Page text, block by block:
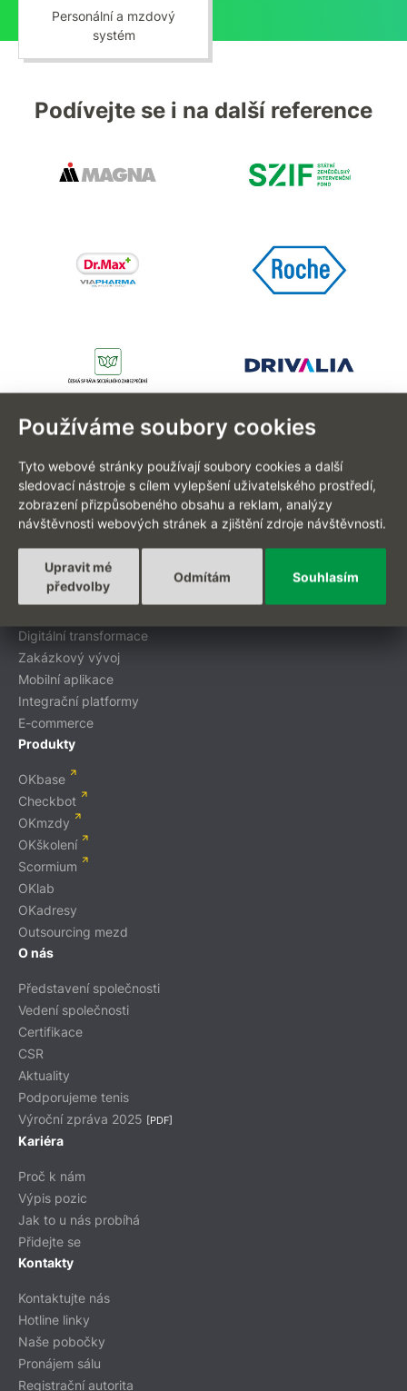
Používáme soubory cookies
Tyto webové stránky používají soubory cookies a další
sledovací nástroje s cílem vylepšení uživatelského prostředí,
zobrazení přizpůsobeného obsahu a reklam, analýzy
návštěvnosti webových stránek a zjištění zdroje návštěvnosti.
Souhlasím
Odmítám
Upravit mé
předvolby
Personální a mzdový
systém
Podívejte se i na další reference
Projekty na míru
Digitální transformace
Zakázkový vývoj
Mobilní aplikace
Integrační platformy
E-commerce
Produkty
OKbase
Checkbot
OKmzdy
OKškolení
Scormium
OKlab
OKadresy
Outsourcing mezd
O nás
Představení společnosti
Vedení společnosti
Certifikace
CSR
Aktuality
Podporujeme tenis
Výroční zpráva 2025 [PDF]
Kariéra
Proč k nám
Výpis pozic
Jak to u nás probíhá
Přidejte se
Kontakty
Kontaktujte nás
Hotline linky
Naše pobočky
Pronájem sálu
Registrační autorita